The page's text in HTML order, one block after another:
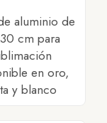
aluminio de
cm para
en oro,
y blanco